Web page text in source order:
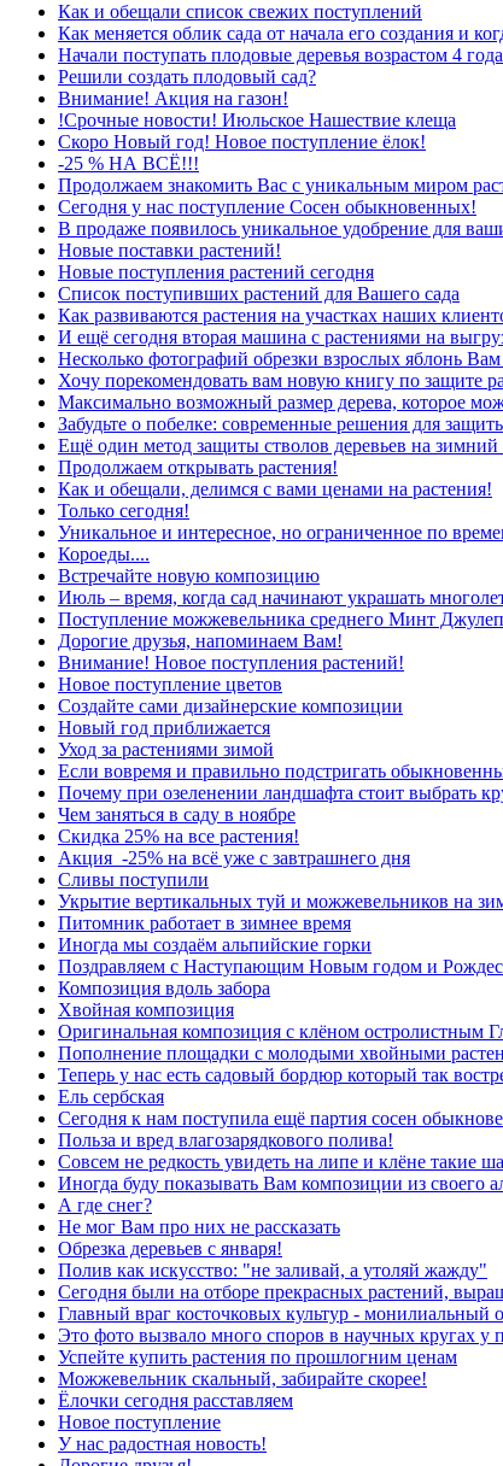
Как и обещали список свежих поступлений
Как меняется облик сада от начала его создания и
Начали поступать плодовые деревья возрастом 4 года
Решили создать плодовый сад?
Внимание! Акция на газон!
!Срочные новости! Июльское Нашествие клеща
Скоро Новый год! Новое поступление ёлок!
-25 % НА ВСЁ!!!
Продолжаем знакомить Вас с уникальным миром
Сегодня у нас поступление Сосен обыкновенных!
В продаже появилось уникальное удобрение для
Новые поставки растений!
Новые поступления растений сегодня
Список поступивших растений для Вашего сада
Как развиваются растения на участках наших
И ещё сегодня вторая машина с растениями на
Несколько фотографий обрезки взрослых яблонь Вам
Хочу порекомендовать вам новую книгу по защите
Максимально возможный размер дерева, которое
Забудьте о побелке: современные решения для
Ещё один метод защиты стволов деревьев на
Продолжаем открывать растения!
Как и обещали, делимся с вами ценами на растения!
Только сегодня!
Уникальное и интересное, но ограниченное по
Короеды....
Встречайте новую композицию
Июль – время, когда сад начинают украшать
Поступление можжевельника среднего Минт
Дорогие друзья, напоминаем Вам!
Внимание! Новое поступления растений!
Новое поступление цветов
Создайте сами дизайнерские композиции
Новый год приближается
Уход за растениями зимой
Если вовремя и правильно подстригать
Почему при озеленении ландшафта стоит выбрать
Чем заняться в саду в ноябре
Скидка 25% на все растения!
Акция -25% на всё уже с завтрашнего дня
Сливы поступили
Укрытие вертикальных туй и можжевельников на
Питомник работает в зимнее время
Иногда мы создаём альпийские горки
Поздравляем с Наступающим Новым годом и
Композиция вдоль забора
Хвойная композиция
Оригинальная композиция с клёном остролистным
Пополнение площадки с молодыми хвойными
Теперь у нас есть садовый бордюр который так
Ель сербская
Сегодня к нам поступила ещё партия сосен
Польза и вред влагозарядкового полива!
Совсем не редкость увидеть на липе и клёне такие
Иногда буду показывать Вам композиции из своего
А где снег?
Не мог Вам про них не рассказать
Обрезка деревьев с января!
Полив как искусство: "не заливай, а утоляй жажду"
Сегодня были на отборе прекрасных растений,
Главный враг косточковых культур - монилиальный
Это фото вызвало много споров в научных кругах у
Успейте купить растения по прошлогним ценам
Можжевельник скальный, забирайте скорее!
Ёлочки сегодня расставляем
Новое поступление
У нас радостная новость!